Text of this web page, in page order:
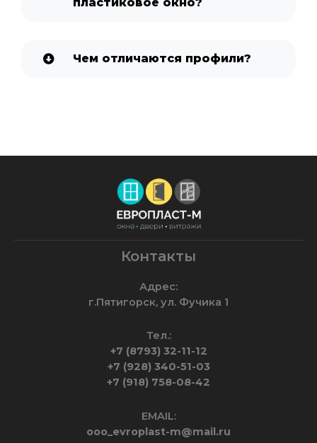
Чем отличаются профили?
Контакты
Адрес:
г.Пятигорск, ул. Фучика 1
Тел.:
+7 (8793) 32-11-12
+7 (928) 340-51-03
+7 (918) 758-08-42
EMAIL:
ooo_evroplast-m@mail.ru